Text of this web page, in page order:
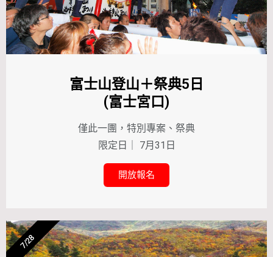
富士山登山＋祭典5日
(富士宮口)
僅此一團，特別專案、祭典
限定日｜ 7月31日
開放報名
7/28